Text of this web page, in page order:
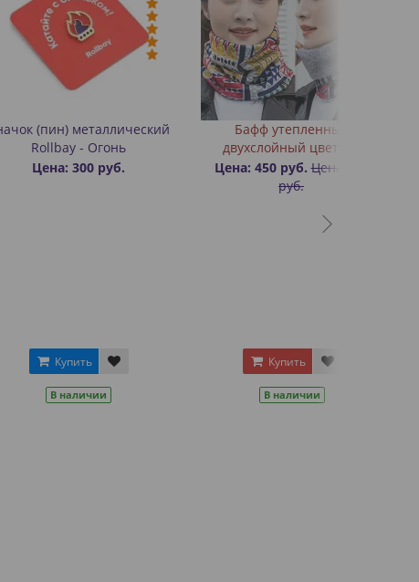
металлический
- Огонь
300 руб.
Бафф утепленный
двухслойный цветной
Цена: 450 руб. Цена: 600